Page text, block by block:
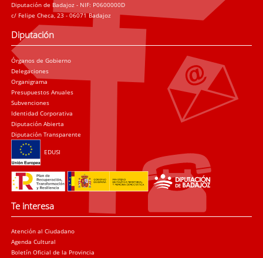
Diputación de Badajoz - NIF: P0600000D
c/ Felipe Checa, 23 - 06071 Badajoz
Diputación
Órganos de Gobierno
Delegaciones
Organigrama
Presupuestos Anuales
Subvenciones
Identidad Corporativa
Diputación Abierta
Diputación Transparente
EDUSI
Te interesa
Atención al Ciudadano
Agenda Cultural
Boletín Oficial de la Provincia